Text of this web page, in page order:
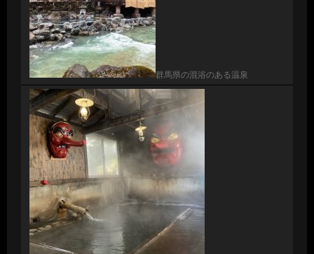
群馬県の混浴のある温泉